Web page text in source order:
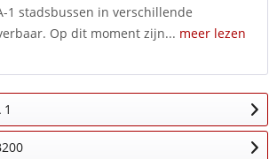
1 stadsbussen in verschillende
Op dit moment zijn... meer lezen